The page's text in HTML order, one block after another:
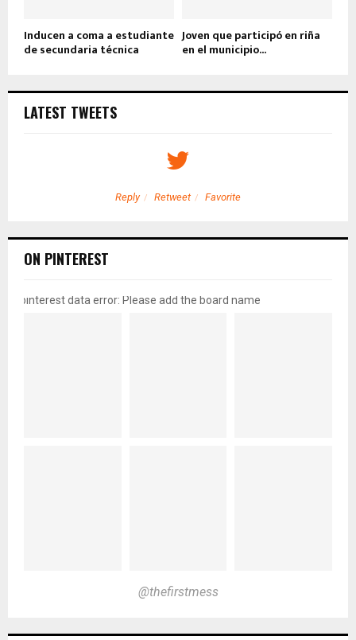
Inducen a coma a estudiante
de secundaria técnica
Joven que participó en riña
en el municipio...
LATEST TWEETS
Reply Retweet Favorite
ON PINTEREST
pinterest data error: Please add the board name
@thefirstmess